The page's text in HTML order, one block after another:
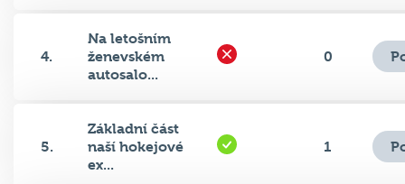
4.
Na letošním
ženevském
autosalo...
0
5.
Základní část
naší hokejové
ex...
1